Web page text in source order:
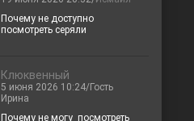
Почему не доступно
посмотреть серяли
Клюквенный
5 июня 2026 10:24/Гость
Ирина
Почему не могу посмотреть